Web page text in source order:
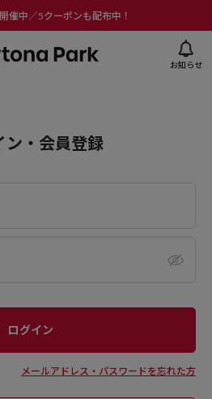
催中／5クーポンも配布中！
お知らせ
ン・会員登録
メールアドレス・パスワードを忘れた方